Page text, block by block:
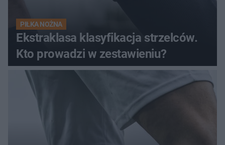
PIŁKA NOŻNA
Ekstraklasa klasyfikacja strzelców.
Kto prowadzi w zestawieniu?